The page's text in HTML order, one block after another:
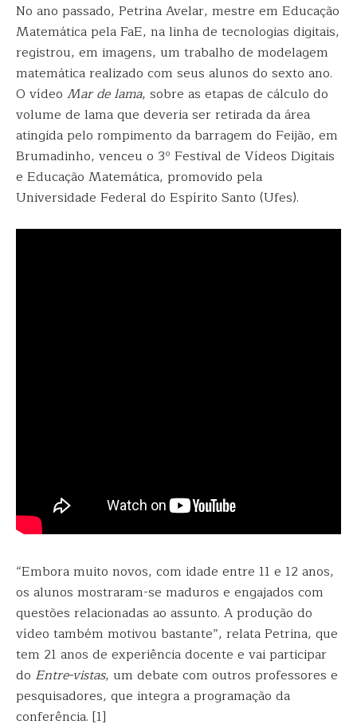
No ano passado, Petrina Avelar, mestre em Educação
Matemática pela FaE, na linha de tecnologias digitais,
registrou, em imagens, um trabalho de modelagem
matemática realizado com seus alunos do sexto ano.
O vídeo Mar de lama, sobre as etapas de cálculo do
volume de lama que deveria ser retirada da área
atingida pelo rompimento da barragem do Feijão, em
Brumadinho, venceu o 3º Festival de Vídeos Digitais
e Educação Matemática, promovido pela
Universidade Federal do Espírito Santo (Ufes).
“Embora muito novos, com idade entre 11 e 12 anos,
os alunos mostraram-se maduros e engajados com
questões relacionadas ao assunto. A produção do
vídeo também motivou bastante”, relata Petrina, que
tem 21 anos de experiência docente e vai participar
do Entre-vistas, um debate com outros professores e
pesquisadores, que integra a programação da
conferência. [1]